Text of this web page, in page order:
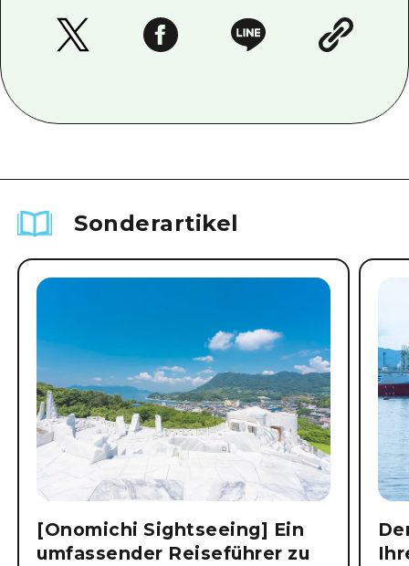
Sonderartikel
[Onomichi Sightseeing] Ein
umfassender Reiseführer zu